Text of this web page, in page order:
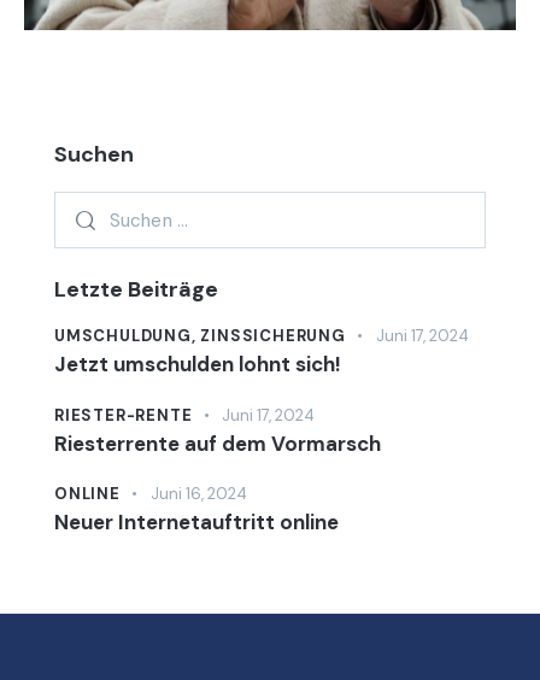
Suchen
Letzte Beiträge
UMSCHULDUNG, ZINSSICHERUNG Juni 17, 2024
Jetzt umschulden lohnt sich!
RIESTER-RENTE Juni 17, 2024
Riesterrente auf dem Vormarsch
ONLINE Juni 16, 2024
Neuer Internetauftritt online